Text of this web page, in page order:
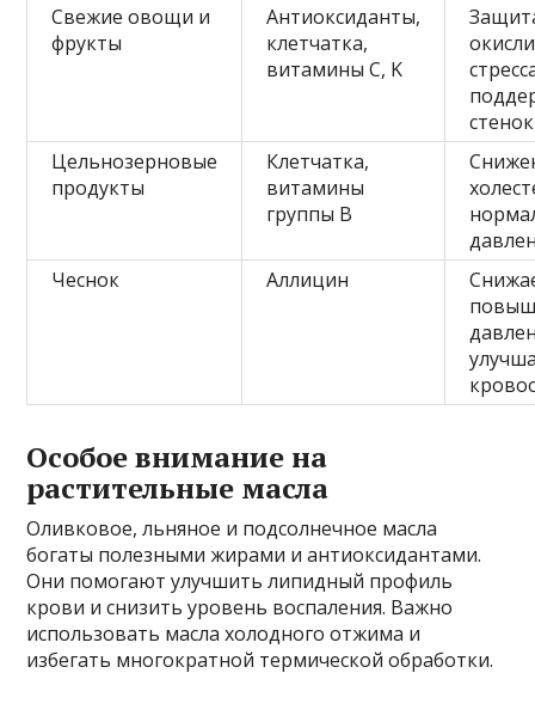
Свежие овощи и
фрукты
Антиоксиданты,
клетчатка,
витамины C, K
Цельнозерновые
продукты
Клетчатка,
витамины
группы B
Чеснок
Аллицин
Особое внимание на
растительные масла
Оливковое, льняное и подсолнечное масла
богаты полезными жирами и антиоксидантами.
Они помогают улучшить липидный профиль
крови и снизить уровень воспаления. Важно
использовать масла холодного отжима и
избегать многократной термической обработки.